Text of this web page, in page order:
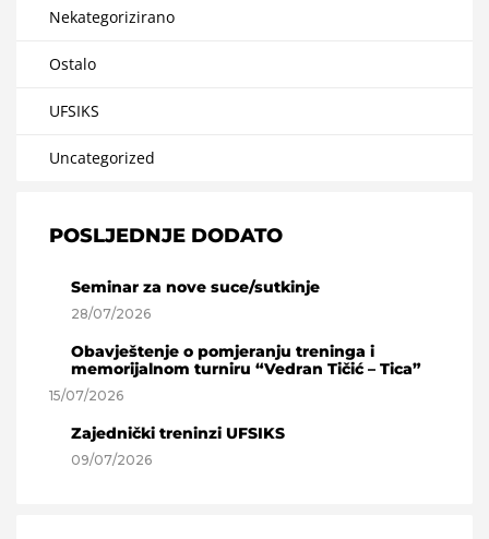
Nekategorizirano
Ostalo
UFSIKS
Uncategorized
POSLJEDNJE DODATO
Seminar za nove suce/sutkinje
28/07/2026
Obavještenje o pomjeranju treninga i
memorijalnom turniru “Vedran Tičić – Tica”
15/07/2026
Zajednički treninzi UFSIKS
09/07/2026